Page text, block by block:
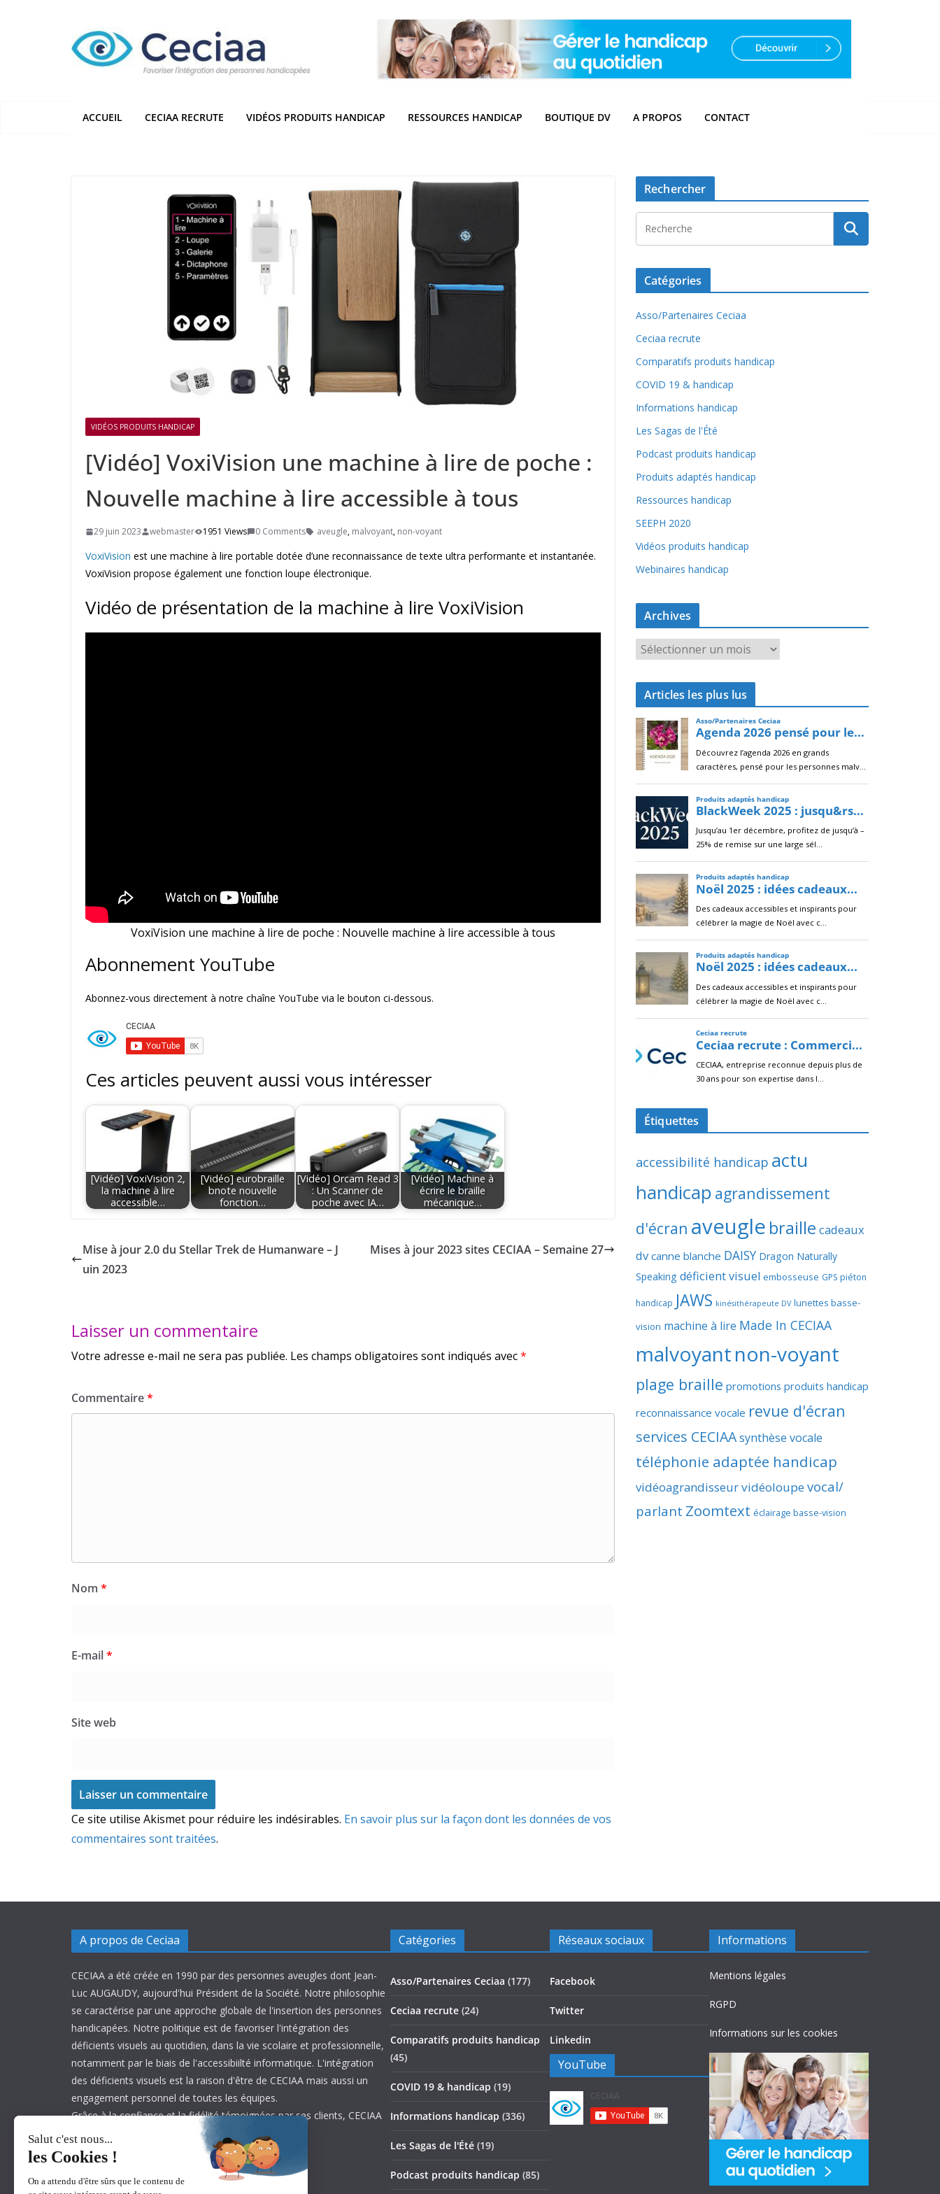
ACCUEIL CECIAA RECRUTE VIDÉOS PRODUITS HANDICAP RESSOURCES HANDICAP BOUTIQUE DV A PROPOS CONTACT
VIDÉOS PRODUITS HANDICAP
[Vidéo] VoxiVision une machine à lire de poche :
Nouvelle machine à lire accessible à tous
29 juin 2023 webmaster 1951 Views 0 Comments aveugle, malvoyant, non-voyant
VoxiVision est une machine à lire portable dotée d’une reconnaissance de texte ultra performante et instantanée.
VoxiVision propose également une fonction loupe électronique.
Vidéo de présentation de la machine à lire VoxiVision
VoxiVision une machine à lire de poche : Nouvelle machine à lire accessible à tous
Abonnement YouTube
Abonnez-vous directement à notre chaîne YouTube via le bouton ci-dessous.
Ces articles peuvent aussi vous intéresser
[Vidéo] VoxiVision 2,
la machine à lire
accessible…
[Vidéo] eurobraille
bnote nouvelle
fonction…
[Vidéo] Orcam Read 3
: Un Scanner de
poche avec IA…
[Vidéo] Machine à
écrire le braille
mécanique…
Mise à jour 2.0 du Stellar Trek de Humanware – J
uin 2023
Mises à jour 2023 sites CECIAA – Semaine 27
Laisser un commentaire
Votre adresse e-mail ne sera pas publiée. Les champs obligatoires sont indiqués avec*
Commentaire*
Nom *
E-mail*
Site web
Ce site utilise Akismet pour réduire les indésirables. En savoir plus sur la façon dont les données de vos
commentaires sont traitées.
Rechercher
Catégories
Asso/Partenaires Ceciaa
Ceciaa recrute
Comparatifs produits handicap
COVID 19 & handicap
Informations handicap
Les Sagas de l'Été
Podcast produits handicap
Produits adaptés handicap
Ressources handicap
SEEPH 2020
Vidéos produits handicap
Webinaires handicap
Archives
r
c
i
v
e
s
Articles les plus lus
Étiquettes
accessibilité handicap actu
handicap agrandissement
d'écran aveugle braille cadeaux
dv canne blanche DAISY Dragon Naturally
Speaking déficient visuel embosseuse GPS piéton
handicap JAWS kinésithérapeute DV lunettes basse-
vision machine à lire Made In CECIAA
malvoyantnon-voyant
plage braille promotions produits handicap
reconnaissance vocale revue d'écran
services CECIAAsynthèse vocale
téléphonie adaptée handicap
vidéoagrandisseurvidéoloupevocal/
parlant Zoomtext éclairage basse-vision
A propos de Ceciaa
CECIAA a été créée en 1990 par des personnes aveugles dont Jean-
Luc AUGAUDY, aujourd'hui Président de la Société. Notre philosophie
se caractérise par une approche globale de l'insertion des personnes
handicapées. Notre politique est de favoriser l'intégration des
déficients visuels au quotidien, dans la vie scolaire et professionnelle,
notamment par le biais de l'accessibiilté informatique. L'intégration
des déficients visuels est la raison d'être de CECIAA mais aussi un
engagement personnel de toutes les équipes.
Grâce à la confiance et la fidélité témoignées par ses clients, CECIAA
est aujourd’hui leader sur son marché.
Catégories
Asso/Partenaires Ceciaa (177)
Ceciaa recrute (24)
Comparatifs produits handicap
(45)
COVID 19 & handicap (19)
Informations handicap (336)
Les Sagas de l'Été (19)
Podcast produits handicap (85)
Réseaux sociaux
Facebook
Twitter
Linkedin
YouTube
Informations
Mentions légales
RGPD
Informations sur les cookies